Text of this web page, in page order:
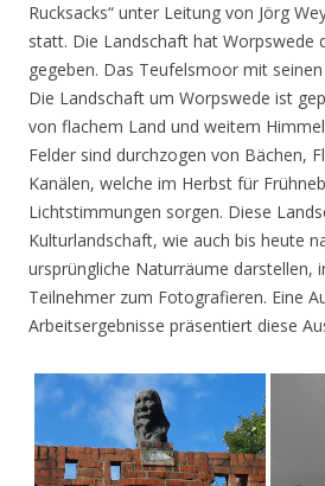
Rucksacks“ unter Leitung von Jörg
statt. Die Landschaft hat Worpswede
gegeben. Das Teufelsmoor mit
Die Landschaft um Worpswede ist
von flachem Land und weitem
Felder sind durchzogen von Bächen,
Kanälen, welche im Herbst für
Lichtstimmungen sorgen. Diese
Kulturlandschaft, wie auch bis heute
ursprüngliche Naturräume darstellen,
Teilnehmer zum Fotografieren. Eine
Arbeitsergebnisse präsentiert diese